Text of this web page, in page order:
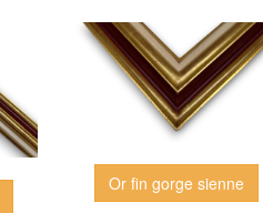
Or fin gorge sienne